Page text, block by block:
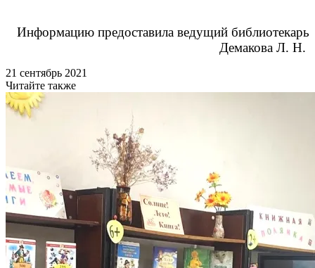
Информацию предоставила ведущий библиотекарь
Демакова Л. Н.
21 сентябрь 2021
Читайте также